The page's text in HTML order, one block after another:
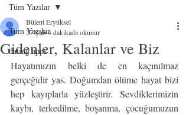
Tüm Yazılar
dating apps
Tüm Yazılar
Gidenler, Kalanlar ve Biz
Bülent Eryüksel
27 Şub4 dakikada okunur
Hayatımızın belki de en kaçınılmaz
gerçeğidir yas. Doğumdan ölüme hayat bizi
hep kayıplarla yüzleştirir. Sevdiklerimizin
kaybı, terkedilme, boşanma, çocuğumuzun